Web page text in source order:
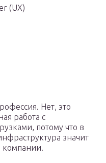
(UX)
Нет, это
работа с
потому что в
значит